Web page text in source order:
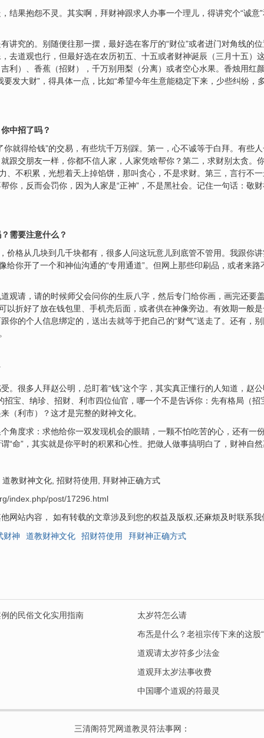
结果抱怨不灵。其实啊，拜财神跟求人办事一个理儿，得讲究个“诚意
讲究的。别随便往那一摆，最好选在客厅的“财位”或者进门对角线的
去道观也行，但最好选在农历初五、十五或者财神诞辰（三月十五）
利）、香蕉（招财），千万别用梨（分离）或者空心水果。香烛用红
发大财”，得具体一点，比如“希望今年生意能稳定下来，少些纠纷，
中招了吗？
就得给钱”的交易，有些坑千万别踩。第一，心不诚等于白拜。有些
跟交朋友一样，你都不信人家，人家凭啥帮你？第二，求财别太贪。
、不积累，光想着天上掉馅饼，那叫贪心，不是求财。第三，言行不
你，反而会罚你，因为人家是“正神”，不是黑社会。记住一句话：敬
需要注意什么？
价格从几块到几千块都有，很多人问这玩意儿到底管不管用。我跟你
给你开了一个和神仙沟通的“专用通道”。但网上那些印刷品，或者来
观请，请的时候师父会问你的生辰八字，然后专门给你画，画完还要
以折好了放在钱包里、手机壳后面，或者供在神像旁边。有效期一般
你的个人信息绑定的，送出去就等于把自己的“财气”送走了。还有，
。很多人拜赵公明，总盯着“钱”这个字，其实真正懂行的人知道，赵
招宝、纳珍、招财、利市四位仙官，哪一个不是告诉你：先有格局（
（利市）？这才是完整的财神文化。
角度求：求他给你一双发现机会的眼睛，一颗不怕吃苦的心，还有一
“命”，其实就是你平时的积累和心性。把做人做事搞明白了，财神自
道教财神文化, 招财符使用, 拜财神正确方式
index.php/post/17296.html
网站内容， 如有转载的文章涉及到您的权益及版权,还麻烦及时联系
财神
道教财神文化 招财符使用 拜财神正确方式
的民俗文化实用指南
太岁符怎么请
布炁是什么？老祖宗传下来的这股
道观请太岁符多少法金
道观拜太岁法事收费
中国哪个道观的符最灵
三清阁符咒网道教灵符法事网 ：